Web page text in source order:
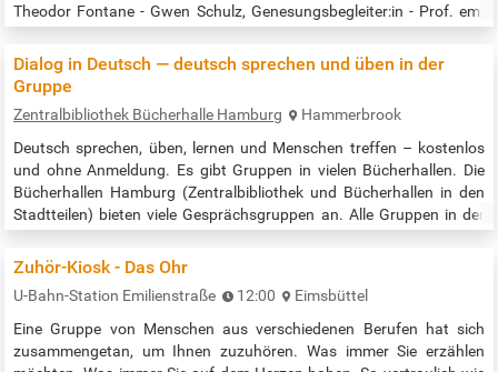
Theodor Fontane - Gwen Schulz, Genesungsbegleiter:in - Prof. em.
Psychotherapie, Universitätsklinikum Hamburg-Eppendorf Im
Rahmen der Reihe „Bock auf Dialog?“ "Als Psychotherapeut:in lerne
ich Abstinenz, soll…
Dialog in Deutsch — deutsch sprechen und üben in der
Gruppe
Zentralbibliothek Bücherhalle Hamburg
Hammerbrook
Deutsch sprechen, üben, lernen und Menschen treffen – kostenlos
und ohne Anmeldung. Es gibt Gruppen in vielen Bücherhallen. Die
Bücherhallen Hamburg (Zentralbibliothek und Bücherhallen in den
Stadtteilen) bieten viele Gesprächsgruppen an. Alle Gruppen in der
library: https://www.buecherhallen.de/zentralbibliothek-dialog-in-
Zuhör-Kiosk - Das Ohr
U-Bahn-Station Emilienstraße 12:00
Eimsbüttel
Eine Gruppe von Menschen aus verschiedenen Berufen hat sich
zusammengetan, um Ihnen zuzuhören. Was immer Sie erzählen